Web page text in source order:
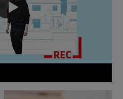
定可能。
夜は小さめ等、ライフスタイル